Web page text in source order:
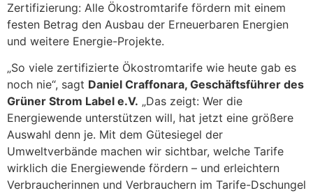
Zertifizierung: Alle Ökostromtarife fördern mit einem
festen Betrag den Ausbau der Erneuerbaren Energien
und weitere Energie-Projekte.
„So viele zertifizierte Ökostromtarife wie heute gab es
noch nie“, sagt Daniel Craffonara, Geschäftsführer des
Grüner Strom Label e.V. „Das zeigt: Wer die
Energiewende unterstützen will, hat jetzt eine größere
Auswahl denn je. Mit dem Gütesiegel der
Umweltverbände machen wir sichtbar, welche Tarife
wirklich die Energiewende fördern – und erleichtern
Verbraucherinnen und Verbrauchern im Tarife-Dschungel